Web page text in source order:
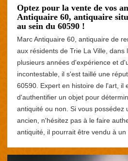
Optez pour la vente de vos
Antiquaire 60, antiquaire
au sein du 60590 !
Marc Antiquaire 60, antiquaire de
aux résidents de Trie La Ville, dans
plusieurs années d'expérience et
incontestable, il s'est taillé une
60590. Expert en histoire de l'art, il
d'authentifier un objet pour
antiquité ou non. Si vous possédez
ancien, n'hésitez pas à le faire
antiquité, il pourrait être vendu à un